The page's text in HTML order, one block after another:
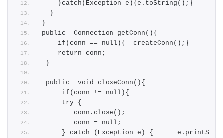
    }catch(Exception e){e.toString();}
  }
}
public  Connection getConn(){
    if(conn == null){  createConn();}
    return conn;
}
public  void closeConn(){
     if(conn != null){
     try {
        conn.close();
        conn = null;
} catch (Exception e) {